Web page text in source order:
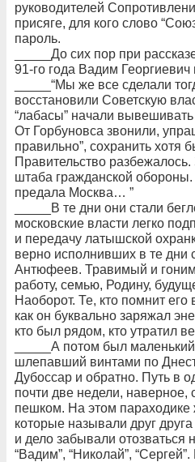
руководителей
присяге, для кого слово
пароль.
_____До сих пор при
91-го года Вадим Георгиевич
_____“Мы же все сделали
восстановили Советскую
“лабасы” начали
От Горбуновса звонили,
правильно”, сохранить хотя
Правительство
штаба гражданской
предала Москва… ”
_____В те дни они стали
московские власти легко
и передачу латышской
верно исполнивших в те дни
Антюфеев. Травимый и
работу, семью, Родину,
Наоборот. Те, кто помнит его
как он буквально заряжал
кто был рядом, кто утратил
_____А потом был
шлепавший винтами по
Дубоссар и обратно. Путь в
почти две недели, наверное,
пешком. На этом
которые называли друг
и дело забывали
“Вадим”, “Николай”,